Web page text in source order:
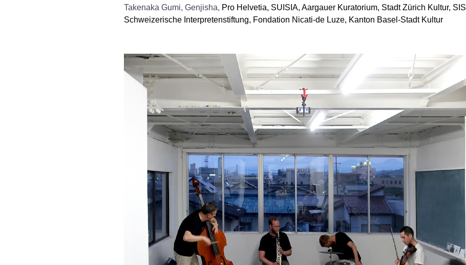
Takenaka Gumi, Genjisha, Pro Helvetia, SUISIA, Aargauer Kuratorium, Stadt Zürich Kultur, SIS
Schweizerische Interpretenstiftung, Fondation Nicati-de Luze, Kanton Basel-Stadt Kultur